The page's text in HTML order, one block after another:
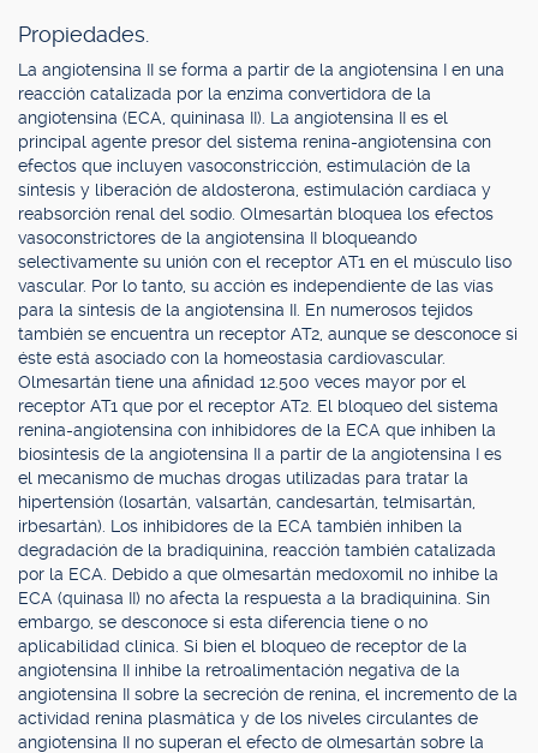
Propiedades.
La angiotensina II se forma a partir de la angiotensina I en una
reacción catalizada por la enzima convertidora de la
angiotensina (ECA, quininasa II). La angiotensina II es el
principal agente presor del sistema renina-angiotensina con
efectos que incluyen vasoconstricción, estimulación de la
síntesis y liberación de aldosterona, estimulación cardíaca y
reabsorción renal del sodio. Olmesartán bloquea los efectos
vasoconstrictores de la angiotensina II bloqueando
selectivamente su unión con el receptor AT1 en el músculo liso
vascular. Por lo tanto, su acción es independiente de las vías
para la síntesis de la angiotensina II. En numerosos tejidos
también se encuentra un receptor AT2, aunque se desconoce si
éste está asociado con la homeostasia cardiovascular.
Olmesartán tiene una afinidad 12.500 veces mayor por el
receptor AT1 que por el receptor AT2. El bloqueo del sistema
renina-angiotensina con inhibidores de la ECA que inhiben la
biosíntesis de la angiotensina II a partir de la angiotensina I es
el mecanismo de muchas drogas utilizadas para tratar la
hipertensión (losartán, valsartán, candesartán, telmisartán,
irbesartán). Los inhibidores de la ECA también inhiben la
degradación de la bradiquinina, reacción también catalizada
por la ECA. Debido a que olmesartán medoxomil no inhibe la
ECA (quinasa II) no afecta la respuesta a la bradiquinina. Sin
embargo, se desconoce si esta diferencia tiene o no
aplicabilidad clínica. Si bien el bloqueo de receptor de la
angiotensina II inhibe la retroalimentación negativa de la
angiotensina II sobre la secreción de renina, el incremento de la
actividad renina plasmática y de los niveles circulantes de
angiotensina II no superan el efecto de olmesartán sobre la